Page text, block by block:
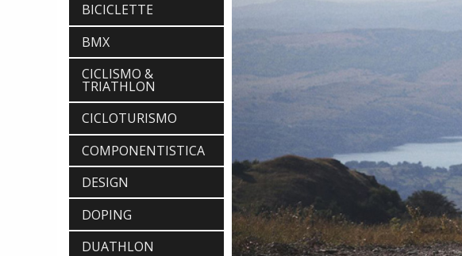
BICICLETTE
BMX
CICLISMO &
TRIATHLON
CICLOTURISMO
COMPONENTISTICA
DESIGN
DOPING
DUATHLON